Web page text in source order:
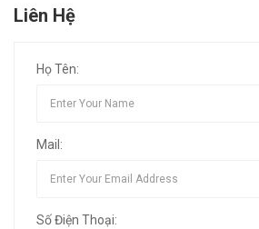
Liên Hệ
Họ Tên:
Mail:
Số Điện Thoại: